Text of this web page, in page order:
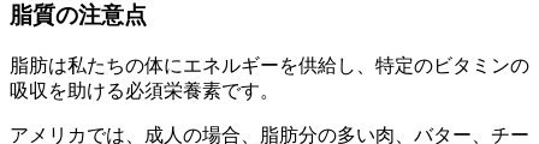
脂質の注意点
脂肪は私たちの体にエネルギーを供給し、特定のビタミンの
吸収を助ける必須栄養素です。
アメリカでは、成人の場合、脂肪分の多い肉、バター、チー